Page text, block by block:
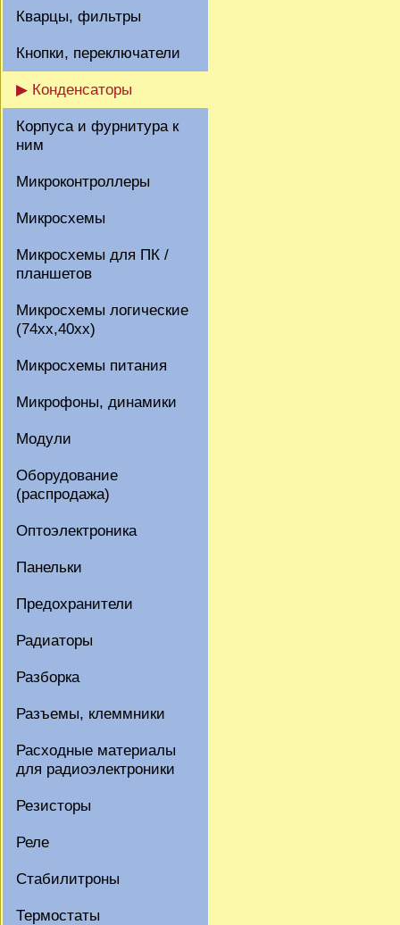
Кварцы, фильтры
Кнопки, переключатели
▶ Конденсаторы
Корпуса и фурнитура к
ним
Микроконтроллеры
Микросхемы
Микросхемы для ПК /
планшетов
Микросхемы логические
(74xx,40xx)
Микросхемы питания
Микрофоны, динамики
Модули
Оборудование
(распродажа)
Оптоэлектроника
Панельки
Предохранители
Радиаторы
Разборка
Разъемы, клеммники
Расходные материалы
для радиоэлектроники
Резисторы
Реле
Стабилитроны
Термостаты